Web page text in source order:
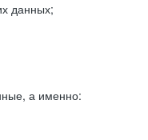
данных;
а именно: